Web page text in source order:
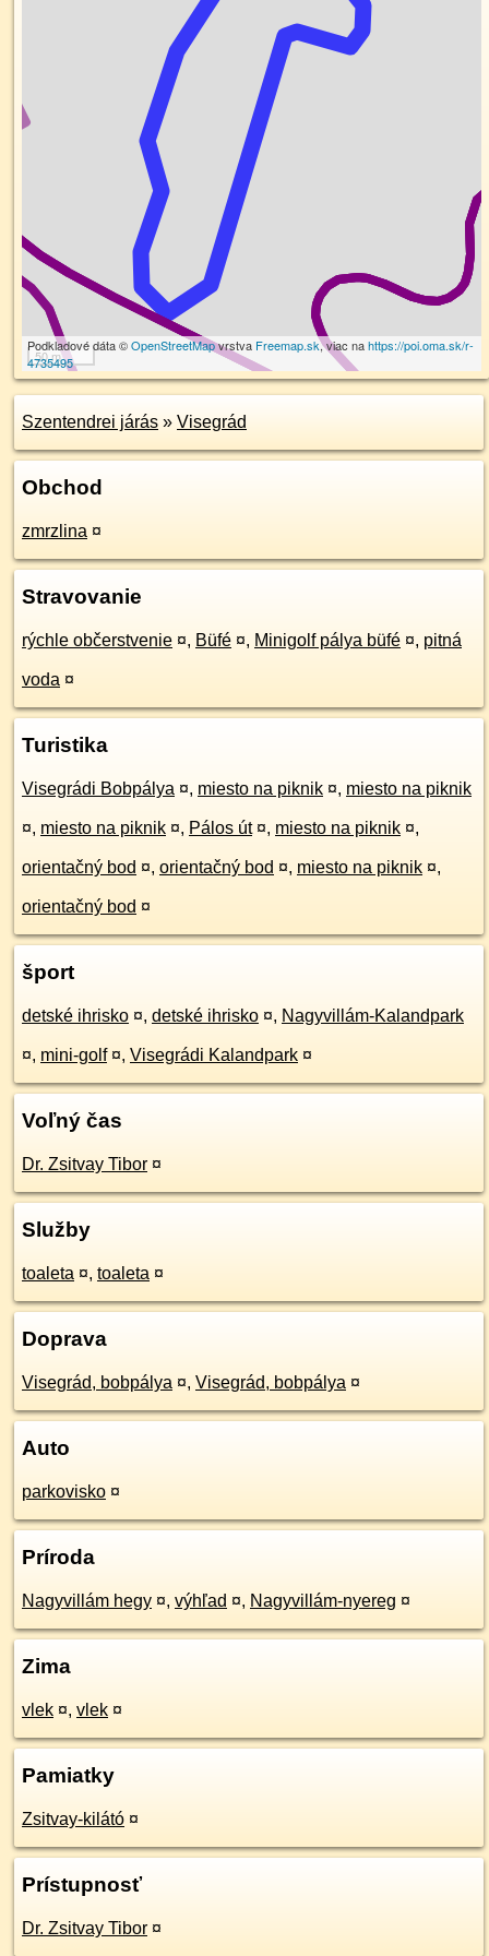
50 m
Podkladové dáta ©OpenStreetMapvrstva Freemap.sk, viac nahttps://poi.oma.sk/r-
4735495
Szentendrei járás » Visegrád
Obchod
zmrzlina ¤
Stravovanie
rýchle občerstvenie ¤, Büfé ¤, Minigolf pálya büfé ¤, pitná
voda ¤
Turistika
Visegrádi Bobpálya ¤, miesto na piknik ¤, miesto na piknik
¤, miesto na piknik ¤, Pálos út ¤, miesto na piknik ¤,
orientačný bod ¤, orientačný bod ¤, miesto na piknik ¤,
orientačný bod ¤
šport
detské ihrisko ¤, detské ihrisko ¤, Nagyvillám-Kalandpark
¤, mini-golf ¤, Visegrádi Kalandpark ¤
Voľný čas
Dr. Zsitvay Tibor ¤
Služby
toaleta ¤, toaleta ¤
Doprava
Visegrád, bobpálya ¤, Visegrád, bobpálya ¤
Auto
parkovisko ¤
Príroda
Nagyvillám hegy ¤, výhľad ¤, Nagyvillám-nyereg ¤
Zima
vlek ¤, vlek ¤
Pamiatky
Zsitvay-kilátó ¤
Prístupnosť
Dr. Zsitvay Tibor ¤